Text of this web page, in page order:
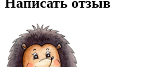
Написать отзыв